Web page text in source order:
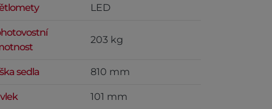
LED
203 kg
sedla 810 mm
101 mm